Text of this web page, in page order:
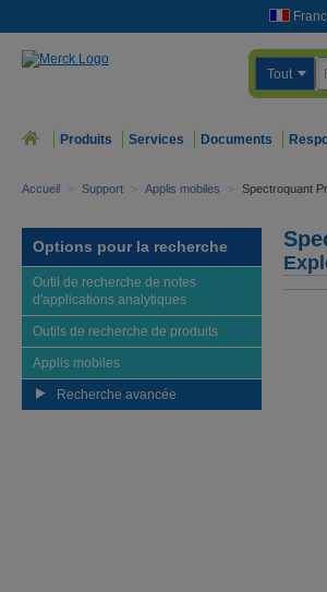
Tout
Produits Services Documents
Accueil > Support > Applis mobiles > Spectroquant
Options pour la recherche
Outil de recherche de notes
d'applications analytiques
Outils de recherche de produits
Applis mobiles
Recherche avancée